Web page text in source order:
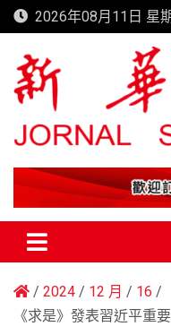
Skip
to
content
2026年08月11日 星
新華澳報
2024 12 月
16
《求是》發表習近平重